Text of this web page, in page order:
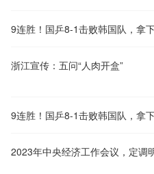
浙江宣传：五问“人肉开盒”